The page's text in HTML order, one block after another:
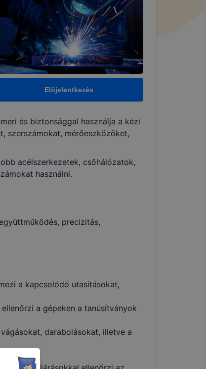
Előjelentkezés
és biztonsággal használja a kézi
szerszámokat, mérőeszközöket,
acélszerkezetek, csőhálózatok,
használni.
precizitás,
a kapcsolódó utasításokat,
a gépeken a tanúsítványok
darabolásokat, illetve a
közben;